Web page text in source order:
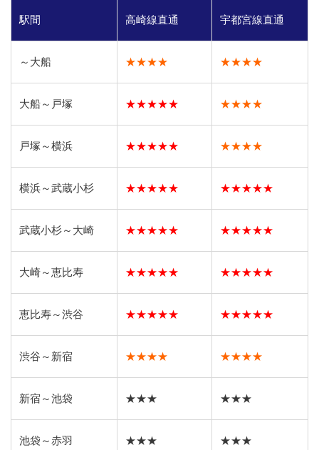
駅間 高崎線直通 宇都宮線直通
～大船 ★★★★ ★★★★
大船～戸塚 ★★★★★ ★★★★
戸塚～横浜 ★★★★★ ★★★★
横浜～武蔵小杉 ★★★★★ ★★★★★
武蔵小杉～大崎 ★★★★★ ★★★★★
大崎～恵比寿 ★★★★★ ★★★★★
恵比寿～渋谷 ★★★★★ ★★★★★
渋谷～新宿 ★★★★ ★★★★
新宿～池袋 ★★★ ★★★
池袋～赤羽 ★★★ ★★★